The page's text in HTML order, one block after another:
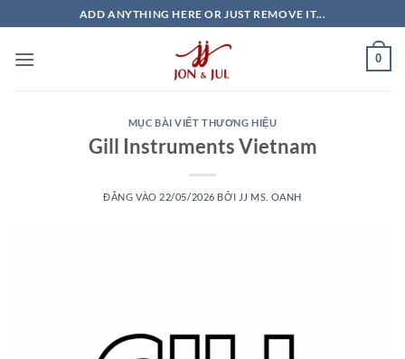
qua
nội
ADD ANYTHING HERE OR JUST REMOVE IT...
0
MỤC BÀI VIẾT THƯƠNG HIỆU
Gill Instruments Vietnam
ĐĂNG VÀO 22/05/2026 BỞI JJ MS. OANH